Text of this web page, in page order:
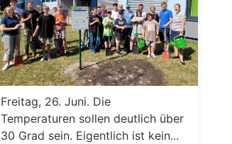
Freitag, 26. Juni. Die
Temperaturen sollen deutlich über
30 Grad sein. Eigentlich ist kein...